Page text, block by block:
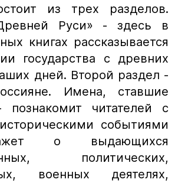
из трех разделов.
Руси» - здесь в
книгах рассказывается
государства с древних
дней. Второй раздел -
Имена, ставшие
познакомит читателей с
событиями
о выдающихся
политических,
военных деятелях,